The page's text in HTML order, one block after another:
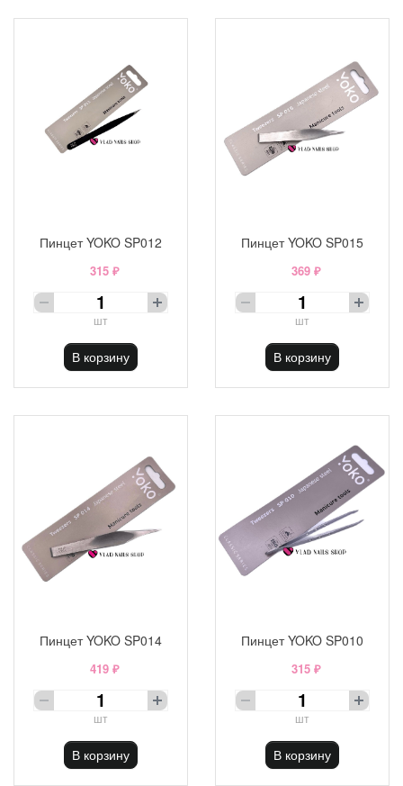
Пинцет YOKO SP012
315 ₽
шт
В корзину
Пинцет YOKO SP015
369 ₽
шт
В корзину
Пинцет YOKO SP014
419 ₽
шт
В корзину
Пинцет YOKO SP010
315 ₽
шт
В корзину